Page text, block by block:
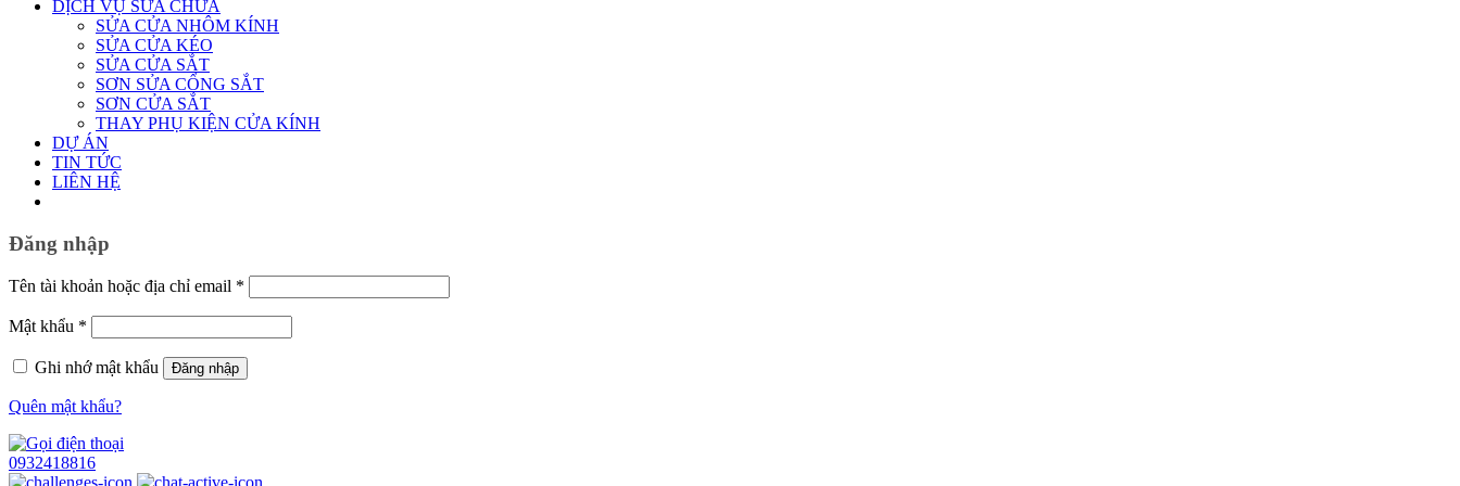
DỊCH VỤ SỬA CHỮA
SỬA CỬA NHÔM KÍNH
SỬA CỬA KÉO
SỬA CỬA SẮT
SƠN SỬA CỔNG SẮT
SƠN CỬA SẮT
THAY PHỤ KIỆN CỬA KÍNH
DỰ ÁN
TIN TỨC
LIÊN HỆ
Đăng nhập
Tên tài khoản hoặc địa chỉ email *
buộc
Mật khẩu *
buộc
Ghi nhớ mật khẩu
Đăng nhập
Quên mật khẩu?
0932418816